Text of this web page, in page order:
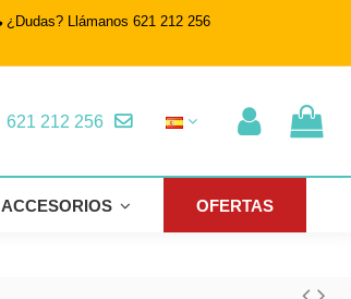
¿Dudas? Llámanos 621 212 256
621 212 256
ACCESORIOS OFERTAS